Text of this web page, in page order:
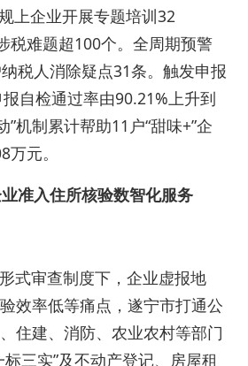
上企业开展专题培训32
税难题超100个。全周期预警
税人消除疑点31条。触发申报
自检通过率由90.21%上升到
”机制累计帮助11户“甜味+”企
元。
准入住所核验数智化服务
式审查制度下，企业虚报地
效率低等痛点，遂宁市打通公
住建、消防、农业农村等部门
三实”及不动产登记、房屋租